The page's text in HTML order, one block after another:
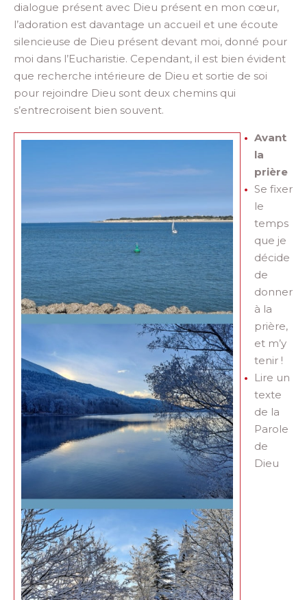
dialogue présent avec Dieu présent en mon cœur,
l’adoration est davantage un accueil et une écoute
silencieuse de Dieu présent devant moi, donné pour
moi dans l’Eucharistie. Cependant, il est bien évident
que recherche intérieure de Dieu et sortie de soi
pour rejoindre Dieu sont deux chemins qui
s’entrecroisent bien souvent.
Avant
la
prière
Se fixer
le
temps
que je
décide
de
donner
à la
prière,
et m’y
tenir !
Lire un
texte
de la
Parole
de
Dieu